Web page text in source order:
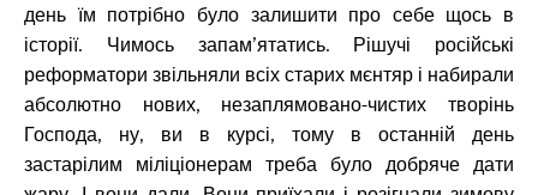
день їм потрібно було залишити про себе щось в
історії. Чимось запам’ятатись. Рішучі російські
реформатори звільняли всіх старих мєнтяр і набирали
абсолютно нових, незаплямовано-чистих творінь
Господа, ну, ви в курсі, тому в останній день
застарілим міліціонерам треба було добряче дати